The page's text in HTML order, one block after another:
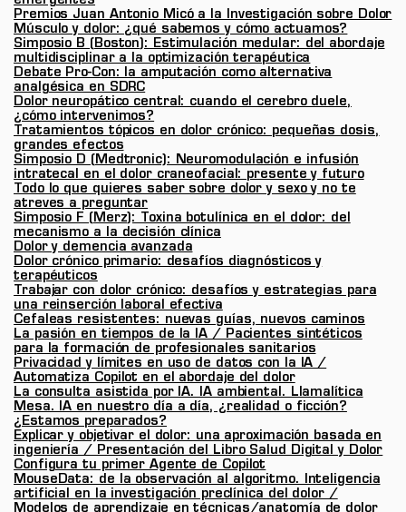
Premios Juan Antonio Micó a la Investigación sobre Dolor
Músculo y dolor: ¿qué sabemos y cómo actuamos?
Simposio B (Boston): Estimulación medular: del abordaje
multidisciplinar a la optimización terapéutica
Debate Pro-Con: la amputación como alternativa
analgésica en SDRC
Dolor neuropático central: cuando el cerebro duele,
¿cómo intervenimos?
Tratamientos tópicos en dolor crónico: pequeñas dosis,
grandes efectos
Simposio D (Medtronic): Neuromodulación e infusión
intratecal en el dolor craneofacial: presente y futuro
Todo lo que quieres saber sobre dolor y sexo y no te
atreves a preguntar
Simposio F (Merz): Toxina botulínica en el dolor: del
mecanismo a la decisión clínica
Dolor y demencia avanzada
Dolor crónico primario: desafíos diagnósticos y
terapéuticos
Trabajar con dolor crónico: desafíos y estrategias para
una reinserción laboral efectiva
Cefaleas resistentes: nuevas guías, nuevos caminos
La pasión en tiempos de la IA / Pacientes sintéticos
para la formación de profesionales sanitarios
Privacidad y límites en uso de datos con la IA /
Automatiza Copilot en el abordaje del dolor
La consulta asistida por IA. IA ambiental. Llamalítica
Mesa. IA en nuestro día a día, ¿realidad o ficción?
¿Estamos preparados?
Explicar y objetivar el dolor: una aproximación basada en
ingeniería / Presentación del Libro Salud Digital y Dolor
Configura tu primer Agente de Copilot
MouseData: de la observación al algoritmo. Inteligencia
artificial en la investigación preclínica del dolor /
Modelos de aprendizaje en técnicas/anatomía de dolor